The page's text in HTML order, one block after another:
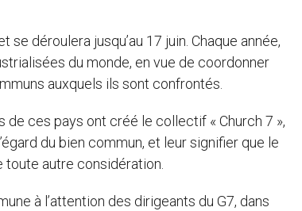
déroulera jusqu’au 17 juin. Chaque année,
du monde, en vue de coordonner
auxquels ils sont confrontés.
ces pays ont créé le collectif « Church 7 »,
du bien commun, et leur signifier que le
toute autre considération.
à l’attention des dirigeants du G7, dans